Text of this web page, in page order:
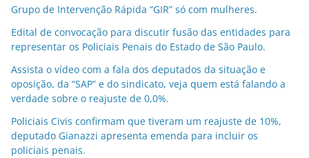
Grupo de Intervenção Rápida “GIR” só com mulheres.
Edital de convocação para discutir fusão das entidades para
representar os Policiais Penais do Estado de São Paulo.
Assista o vídeo com a fala dos deputados da situação e
oposição, da “SAP” e do sindicato, veja quem está falando a
verdade sobre o reajuste de 0,0%.
Policiais Civis confirmam que tiveram um reajuste de 10%,
deputado Gianazzi apresenta emenda para incluir os
policiais penais.